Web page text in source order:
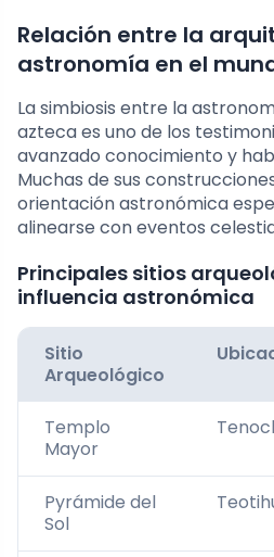
Relación entre la
astronomía en el
La simbiosis entre la
azteca es uno de los
avanzado conocimiento y
Muchas de sus
orientación astronómica
alinearse con eventos
Principales sitios
influencia astronómica
Sitio
Arqueológico
Templo
Mayor
Pyrámide del
Sol